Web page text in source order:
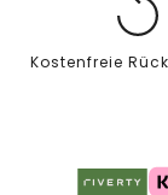
Kostenfreie